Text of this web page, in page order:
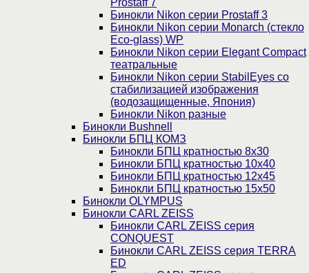
Бинокли Nikon серии Prostaff 3
Бинокли Nikon серии Monarch (стекло
Eco-glass) WP
Бинокли Nikon серии Elegant Compact
театральные
Бинокли Nikon серии StabilEyes со
стабилизацией изображения
(водозащищенные, Япония)
Бинокли Nikon разные
Бинокли Bushnell
Бинокли БПЦ КОМЗ
Бинокли БПЦ кратностью 8х30
Бинокли БПЦ кратностью 10х40
Бинокли БПЦ кратностью 12х45
Бинокли БПЦ кратностью 15х50
Бинокли OLYMPUS
Бинокли CARL ZEISS
Бинокли CARL ZEISS серия
CONQUEST
Бинокли CARL ZEISS серия TERRA
ED